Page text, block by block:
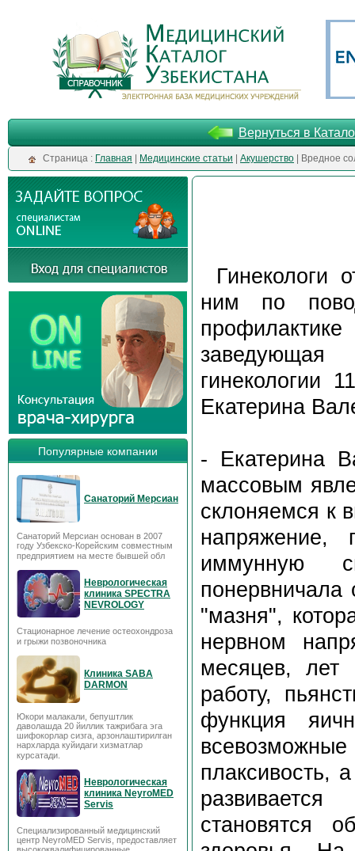
Вернуться в
Cтраница : Главная Медицинские статьи Акушерство | Вредное
Популярные компании
Санаторий Мерсиан
Санаторий Мерсиан основан в 2007
году Узбекско-Корейским совместным
предприятием на месте бывшей обл
Неврологическая
клиника SPECTRA
NEVROLOGY
Стационарное лечение остеохондроза
и грыжи позвоночника
Клиника SABA
DARMON
Юкори малакали, бепуштлик
даволашда 20 йиллик тажрибага эга
шифокорлар сизга, арзонлаштирилган
нархларда куйидаги хизматлар
курсатади.
Неврологическая
клиника NeyroMED
Servis
Специализированный медицинский
центр NeyroMED Servis, предоставляет
Гинекологи
ним по
гинекологии
Екатерина
- Екатерина
массовым
склоняемся к
напряжение,
иммунную
понервничала
"мазня",
нервном
месяцев, лет
работу,
функция
плаксивость,
становятся